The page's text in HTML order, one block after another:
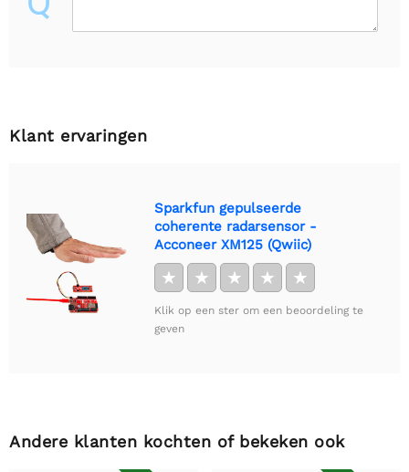
Klant ervaringen
Sparkfun gepulseerde
coherente radarsensor -
Acconeer XM125 (Qwiic)
★ ★ ★ ★ ★
Klik op een ster om een beoordeling te
geven
Andere klanten kochten of bekeken ook